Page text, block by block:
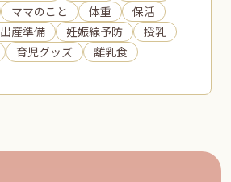
ママのこと 体重
保活
出産準備 妊娠線予防
授乳
育児グッズ 離乳食